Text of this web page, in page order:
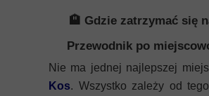
Kos
Kreta
🏨 Gdzie zatrzymać się
Przewodnik po
Nie ma jednej najlepszej
Kos. Wszystko zależy od